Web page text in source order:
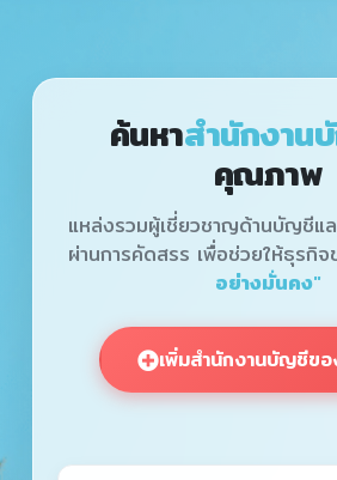
ค้นหาสำนักงาน
คุณภาพ
แหล่งรวมผู้เชี่ยวชาญด้านบัญชีแ
ผ่านการคัดสรร เพื่อช่วยให้ธุรกิ
อย่างมั่นคง"
เพิ่มสำนักงานบัญชีข